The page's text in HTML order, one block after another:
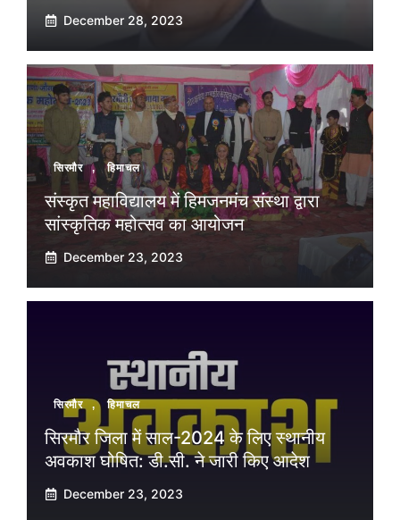
December 28, 2023
सिरमौर , हिमाचल
संस्कृत महाविद्यालय में हिमजनमंच संस्था द्वारा
सांस्कृतिक महोत्सव का आयोजन
December 23, 2023
सिरमौर , हिमाचल
सिरमौर जिला में साल-2024 के लिए स्थानीय
अवकाश घोषित: डी.सी. ने जारी किए आदेश
December 23, 2023